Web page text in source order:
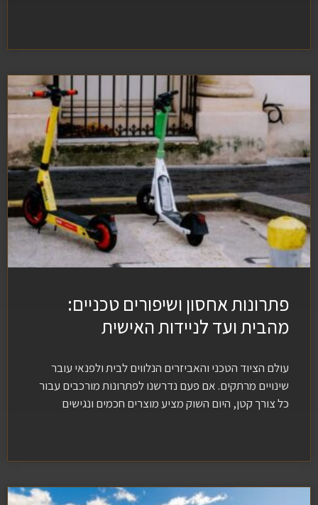
פתרונות אחסון ושיפורים טכניים:
מהבית ועד לניידות האישית
עולם הציוד הטכני והאביזרים הנלווים לבית ולפנאי עובר
שינויים מרתקים. אם פעם נדרשנו לפתרונות מורכבים עבור
כל צורך קטן, היום השוק מציע מוצרים חכמים ונגישים